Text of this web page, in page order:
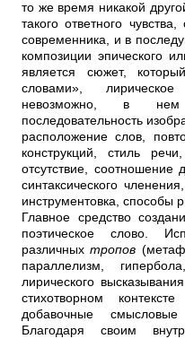
то же время никакой
такого ответного
современника, и в
композиции эпического
является сюжет,
словами», лирическое
невозможно, в
последовательность
расположение слов,
конструкций, стиль
отсутствие, соотношение
синтаксического
инструментовка, способы
Главное средство
поэтическое слово.
различныхтропов
параллелизм,
лирического
стихотворном
добавочные
Благодаря своим